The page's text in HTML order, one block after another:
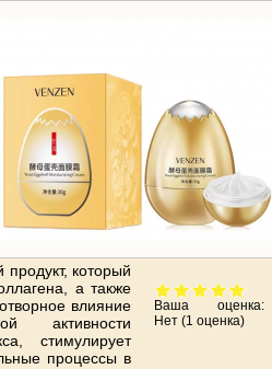
Ваша оценка:
Нет (1 оценка)
который
а также
влияние
активности
стимулирует
процессы в